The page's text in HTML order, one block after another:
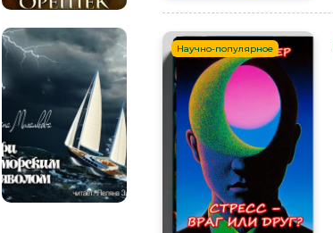
Научно-популярное